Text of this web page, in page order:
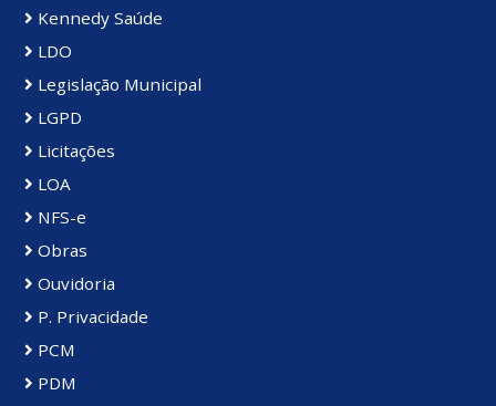
Kennedy Saúde
LDO
Legislação Municipal
LGPD
Licitações
LOA
NFS-e
Obras
Ouvidoria
P. Privacidade
PCM
PDM